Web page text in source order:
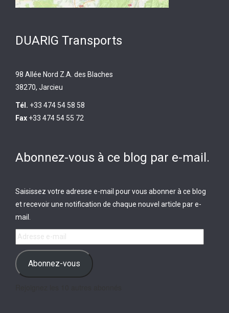
DUARIG Transports
98 Allée Nord Z.A. des Blaches
38270, Jarcieu
Tél. +33 474 54 58 58
Fax +33 474 54 55 72
Abonnez-vous à ce blog par e-mail.
Saisissez votre adresse e-mail pour vous abonner à ce blog
et recevoir une notification de chaque nouvel article par e-
mail.
Adresse
e-
mail Abonnez-vous